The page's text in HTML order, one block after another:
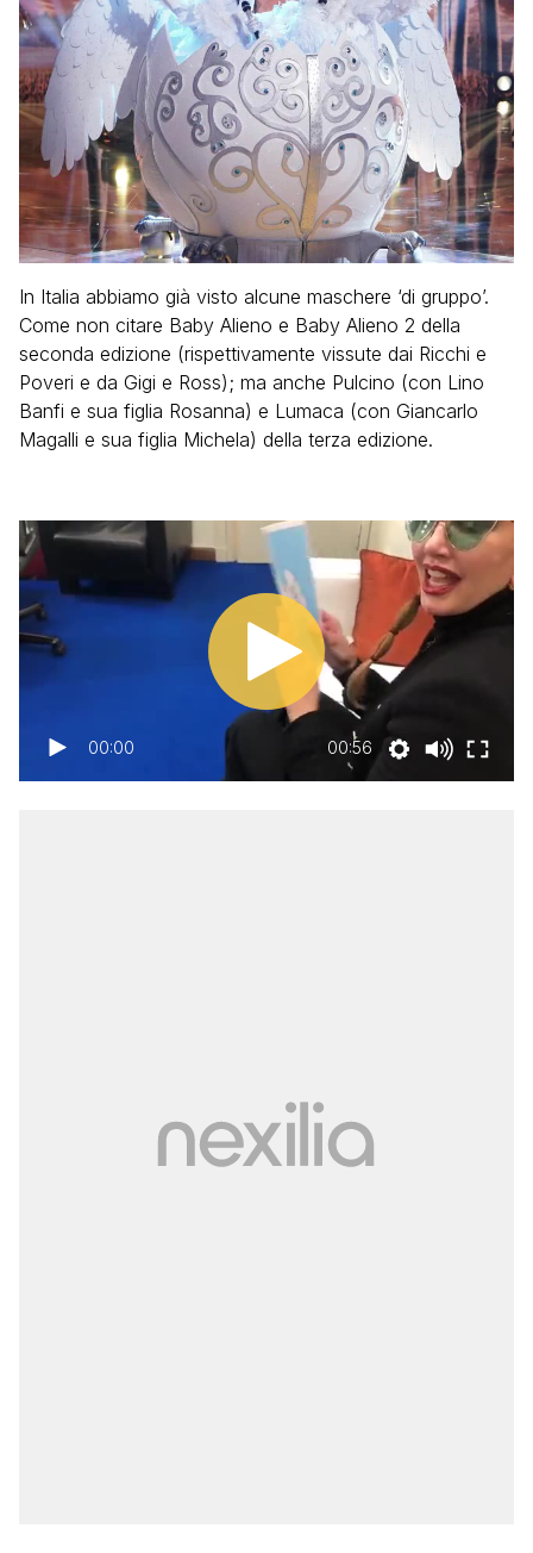
In Italia abbiamo già visto alcune maschere ‘di gruppo’.
Come non citare Baby Alieno e Baby Alieno 2 della
seconda edizione (rispettivamente vissute dai Ricchi e
Poveri e da Gigi e Ross); ma anche Pulcino (con Lino
Banfi e sua figlia Rosanna) e Lumaca (con Giancarlo
Magalli e sua figlia Michela) della terza edizione.
00:00 00:56